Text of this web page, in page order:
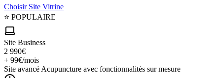
Choisir Site Vitrine
⭐ POPULAIRE
Site Business
2 990€
+ 99€/mois
Site avancé Acupuncture avec fonctionnalités sur mesure